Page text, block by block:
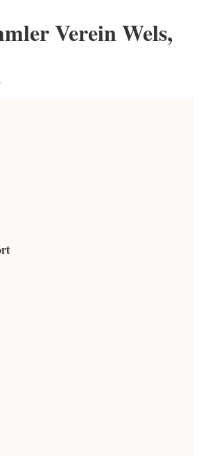
Verein Wels,